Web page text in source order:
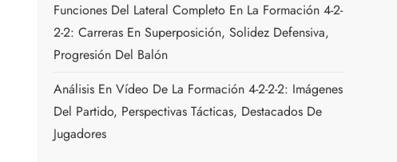
Funciones Del Lateral Completo En La Formación 4-2-
2-2: Carreras En Superposición, Solidez Defensiva,
Progresión Del Balón
Análisis En Vídeo De La Formación 4-2-2-2: Imágenes
Del Partido, Perspectivas Tácticas, Destacados De
Jugadores